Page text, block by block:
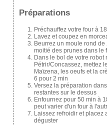
Préparations
Préchauffez votre four à
Lavez et coupez en
Beurrez un moule rond
moitié des prunes dans le
Dans le bol de votre robot
Pétrir/Concassez, mettez
Maïzena, les oeufs et la
6 pour 2 min
Versez la préparation
restantes sur le dessus
Enfournez pour 50 min à
peut varier d'un four à
Laissez refroidir et placez
déguster